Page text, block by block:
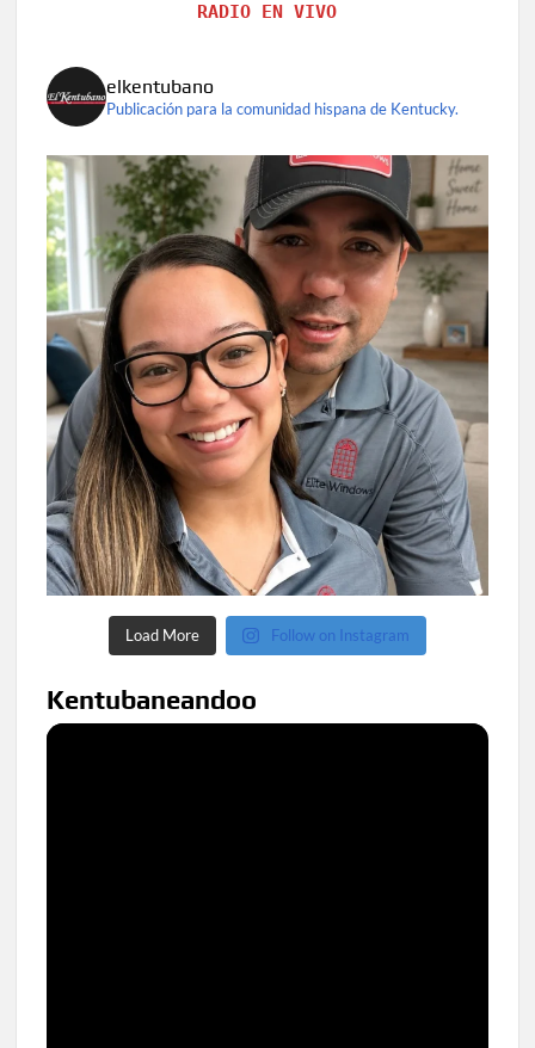
RADIO EN VIVO
elkentubano
Publicación para la comunidad hispana de Kentucky.
Load More Follow on Instagram
Kentubaneandoo